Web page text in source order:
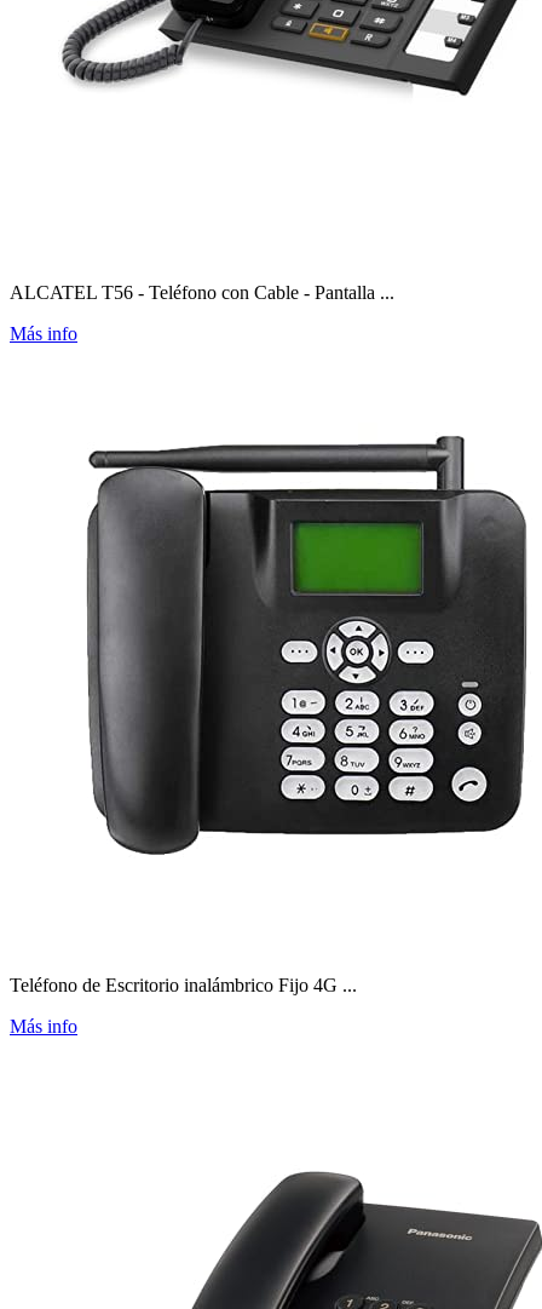
ALCATEL T56 - Teléfono con Cable - Pantalla ...
Más info
Teléfono de Escritorio inalámbrico Fijo 4G ...
Más info